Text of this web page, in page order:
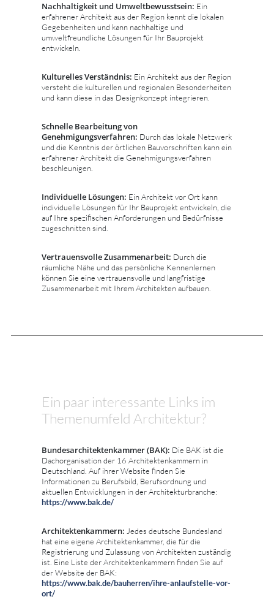
Nachhaltigkeit und Umweltbewusstsein: Ein
erfahrener Architekt aus der Region kennt die lokalen
Gegebenheiten und kann nachhaltige und
umweltfreundliche Lösungen für Ihr Bauprojekt
entwickeln.
Kulturelles Verständnis: Ein Architekt aus der Region
versteht die kulturellen und regionalen Besonderheiten
und kann diese in das Designkonzept integrieren.
Schnelle Bearbeitung von
Genehmigungsverfahren: Durch das lokale Netzwerk
und die Kenntnis der örtlichen Bauvorschriften kann ein
erfahrener Architekt die Genehmigungsverfahren
beschleunigen.
Individuelle Lösungen: Ein Architekt vor Ort kann
individuelle Lösungen für Ihr Bauprojekt entwickeln, die
auf Ihre spezifischen Anforderungen und Bedürfnisse
zugeschnitten sind.
Vertrauensvolle Zusammenarbeit: Durch die
räumliche Nähe und das persönliche Kennenlernen
können Sie eine vertrauensvolle und langfristige
Zusammenarbeit mit Ihrem Architekten aufbauen.
Ein paar interessante Links im
Themenumfeld Architektur?
Bundesarchitektenkammer (BAK): Die BAK ist die
Dachorganisation der 16 Architektenkammern in
Deutschland. Auf ihrer Website finden Sie
Informationen zu Berufsbild, Berufsordnung und
aktuellen Entwicklungen in der Architekturbranche:
https://www.bak.de/
Architektenkammern: Jedes deutsche Bundesland
hat eine eigene Architektenkammer, die für die
Registrierung und Zulassung von Architekten zuständig
ist. Eine Liste der Architektenkammern finden Sie auf
der Website der BAK:
https://www.bak.de/bauherren/ihre-anlaufstelle-vor-
ort/